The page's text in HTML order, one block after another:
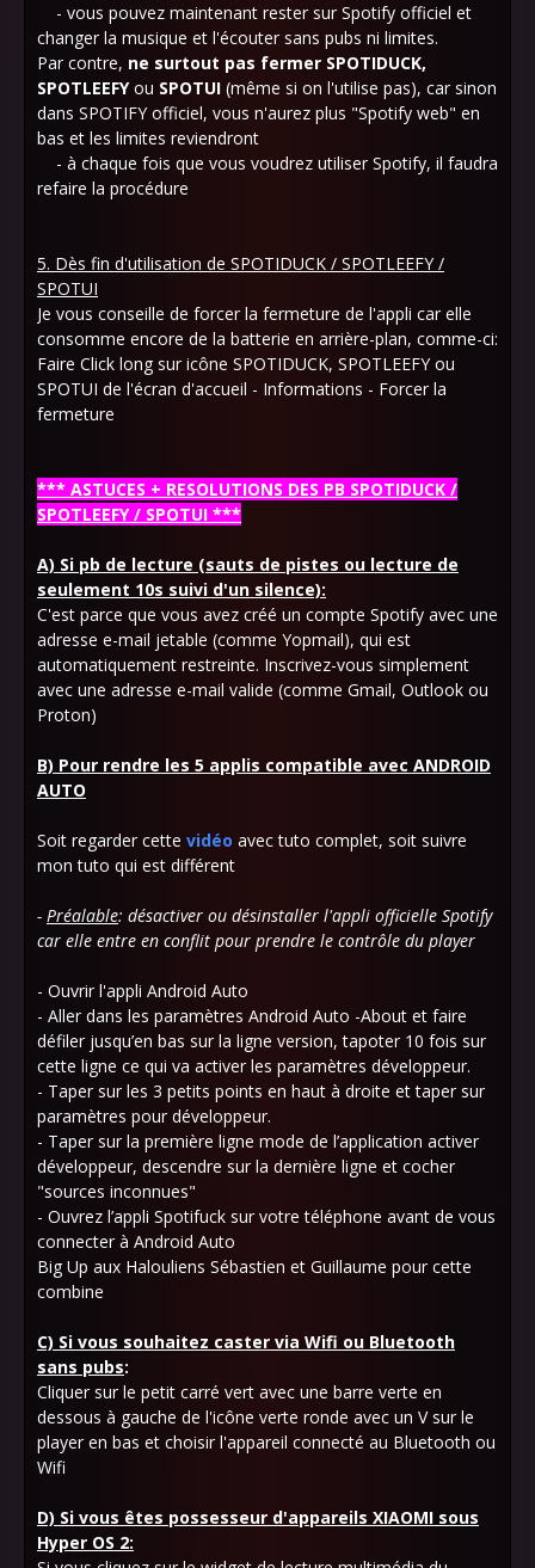
- vous pouvez maintenant rester sur Spotify officiel et
changer la musique et l'écouter sans pubs ni limites.
Par contre, ne surtout pas fermer SPOTIDUCK,
SPOTLEEFYou SPOTUI (même si on l'utilise pas), car sinon
dans SPOTIFY officiel, vous n'aurez plus "Spotify web" en
bas et les limites reviendront
- à chaque fois que vous voudrez utiliser Spotify, il faudra
refaire la procédure
5. Dès fin d'utilisation de SPOTIDUCK / SPOTLEEFY /
SPOTUI
Je vous conseille de forcer la fermeture de l'appli car elle
consomme encore de la batterie en arrière-plan, comme-ci:
Faire Click long sur icône SPOTIDUCK, SPOTLEEFY ou
SPOTUI de l'écran d'accueil - Informations - Forcer la
fermeture
*** ASTUCES + RESOLUTIONS DES PB SPOTIDUCK /
SPOTLEEFY / SPOTUI ***
A) Si pb de lecture (sauts de pistes ou lecture de
seulement 10s suivi d'un silence):
C'est parce que vous avez créé un compte Spotify avec une
adresse e-mail jetable (comme Yopmail), qui est
automatiquement restreinte. Inscrivez-vous simplement
avec une adresse e-mail valide (comme Gmail, Outlook ou
Proton)
B) Pour rendre les 5 applis compatible avec ANDROID
AUTO
Soit regarder cette vidéo avec tuto complet, soit suivre
mon tuto qui est différent
- Préalable: désactiver ou désinstaller l'appli officielle Spotify
car elle entre en conflit pour prendre le contrôle du player
- Ouvrir l'appli Android Auto
- Aller dans les paramètres Android Auto -About et faire
défiler jusqu’en bas sur la ligne version, tapoter 10 fois sur
cette ligne ce qui va activer les paramètres développeur.
- Taper sur les 3 petits points en haut à droite et taper sur
paramètres pour développeur.
- Taper sur la première ligne mode de l’application activer
développeur, descendre sur la dernière ligne et cocher
"sources inconnues"
- Ouvrez l’appli Spotifuck sur votre téléphone avant de vous
connecter à Android Auto
Big Up aux Halouliens Sébastien et Guillaume pour cette
combine
C) Si vous souhaitez caster via Wifi ou Bluetooth
sans pubs:
Cliquer sur le petit carré vert avec une barre verte en
dessous à gauche de l'icône verte ronde avec un V sur le
player en bas et choisir l'appareil connecté au Bluetooth ou
Wifi
D) Si vous êtes possesseur d'appareils XIAOMI sous
Hyper OS 2: